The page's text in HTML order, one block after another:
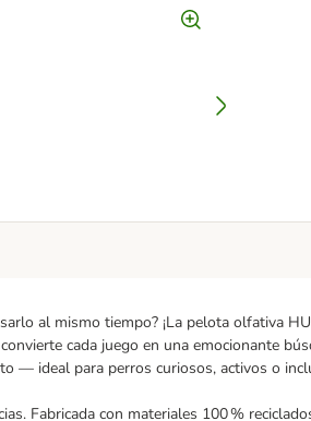
al mismo tiempo? ¡La pelota olfativa
cada juego en una emocionante
— ideal para perros curiosos, activos o
Fabricada con materiales 100 %